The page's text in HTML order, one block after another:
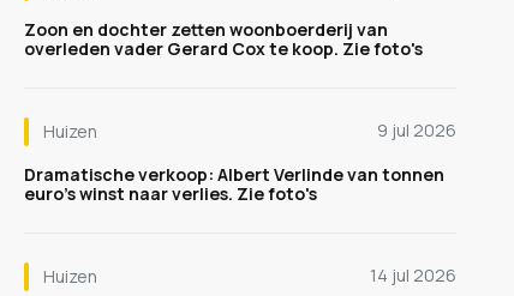
Zoon en dochter zetten woonboerderij van
overleden vader Gerard Cox te koop. Zie foto's
Huizen
9 jul 2026
Dramatische verkoop: Albert Verlinde van tonnen
euro's winst naar verlies. Zie foto's
Huizen
14 jul 2026